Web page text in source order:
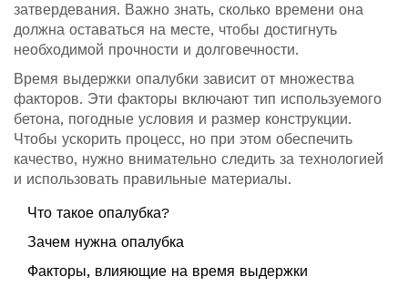
затвердевания. Важно знать, сколько времени она
должна оставаться на месте, чтобы достигнуть
необходимой прочности и долговечности.
Время выдержки опалубки зависит от множества
факторов. Эти факторы включают тип используемого
бетона, погодные условия и размер конструкции.
Чтобы ускорить процесс, но при этом обеспечить
качество, нужно внимательно следить за технологией
и использовать правильные материалы.
Что такое опалубка?
Зачем нужна опалубка
Факторы, влияющие на время выдержки